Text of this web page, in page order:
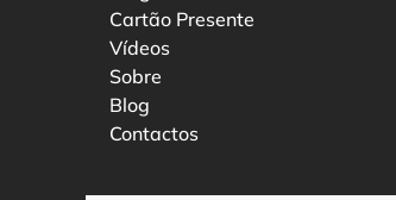
Cartão Presente
Vídeos
Sobre
Blog
Contactos